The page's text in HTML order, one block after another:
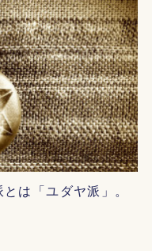
は「ユダヤ派」。